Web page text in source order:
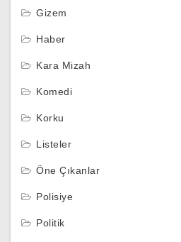
Gizem
Haber
Kara Mizah
Komedi
Korku
Listeler
Öne Çıkanlar
Polisiye
Politik